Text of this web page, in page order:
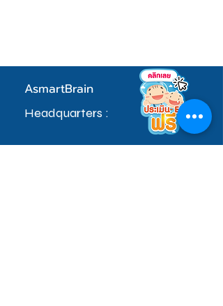
แข็งแรง ทนทาน ใช้งานได้ยาวนาน
ขนาด เส้นผ่านศูนย์กลาง 3.8 ซม. ×
ยาว 150 ซม.
จำหน่าย 1 เส้น
AsmartBrain
Headquarters :